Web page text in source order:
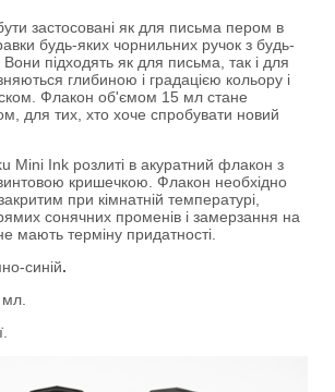
застосовані як для письма пером в
будь-яких чорнильних ручок з будь-
підходять як для письма, так і для
глибиною і градацією кольору і
Флакон об'ємом 15 мл стане
для тих, хто хоче спробувати новий
Mini Ink розлиті в акуратний флакон з
кришечкою. Флакон необхідно
при кімнатній температурі,
сонячних променів і замерзання на
мають терміну придатності.
синій.